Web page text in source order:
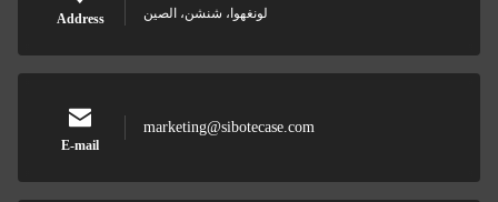
Address
لونغهوا، شنشن، الصين
E-mail
marketing@sibotecase.com